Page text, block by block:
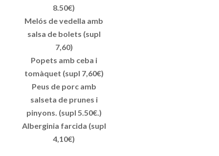
8.50€)
Melós de vedella amb
salsa de bolets (supl
7,60)
Popets amb ceba i
tomàquet (supl 7,60€)
Peus de porc amb
salseta de prunes i
pinyons. (supl 5.50€.)
Alberginia farcida (supl
4,10€)